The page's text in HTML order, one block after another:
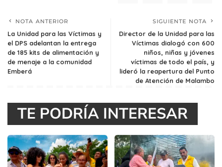
NOTA ANTERIOR
La Unidad para las Víctimas y
el DPS adelantan la entrega
de 185 kits de alimentación y
de menaje a la comunidad
Emberá
SIGUIENTE NOTA
Director de la Unidad para las
Víctimas dialogó con 600
niños, niñas y jóvenes
víctimas de todo el país, y
lideró la reapertura del Punto
de Atención de Malambo
TE PODRÍA INTERESAR